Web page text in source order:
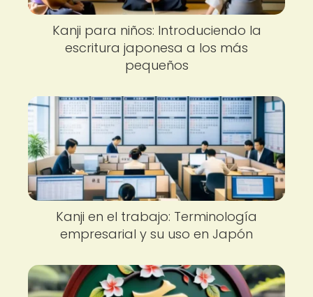
Kanji para niños: Introduciendo la
escritura japonesa a los más
pequeños
Kanji en el trabajo: Terminología
empresarial y su uso en Japón